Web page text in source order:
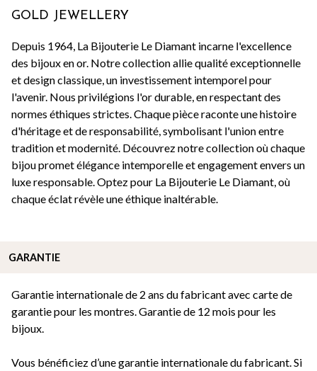
GOLD JEWELLERY
Depuis 1964, La Bijouterie Le Diamant incarne l'excellence
des bijoux en or. Notre collection allie qualité exceptionnelle
et design classique, un investissement intemporel pour
l'avenir. Nous privilégions l'or durable, en respectant des
normes éthiques strictes. Chaque pièce raconte une histoire
d'héritage et de responsabilité, symbolisant l'union entre
tradition et modernité. Découvrez notre collection où chaque
bijou promet élégance intemporelle et engagement envers un
luxe responsable. Optez pour La Bijouterie Le Diamant, où
chaque éclat révèle une éthique inaltérable.
Garantie internationale de 2 ans du fabricant avec carte de
garantie pour les montres. Garantie de 12 mois pour les
bijoux.
Vous bénéficiez d’une garantie internationale du fabricant. Si
GARANTIE